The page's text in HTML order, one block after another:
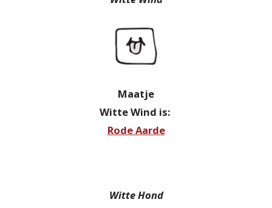
Maatje
Witte Wind is:
Rode Aarde
Witte Hond